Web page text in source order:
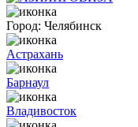
Город: Челябинск
Астрахань
Барнаул
Владивосток